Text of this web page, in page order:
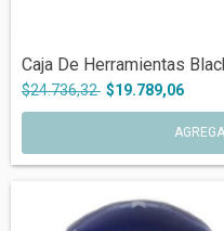
Caja De Herramientas
$24.736,32 $19.789,06